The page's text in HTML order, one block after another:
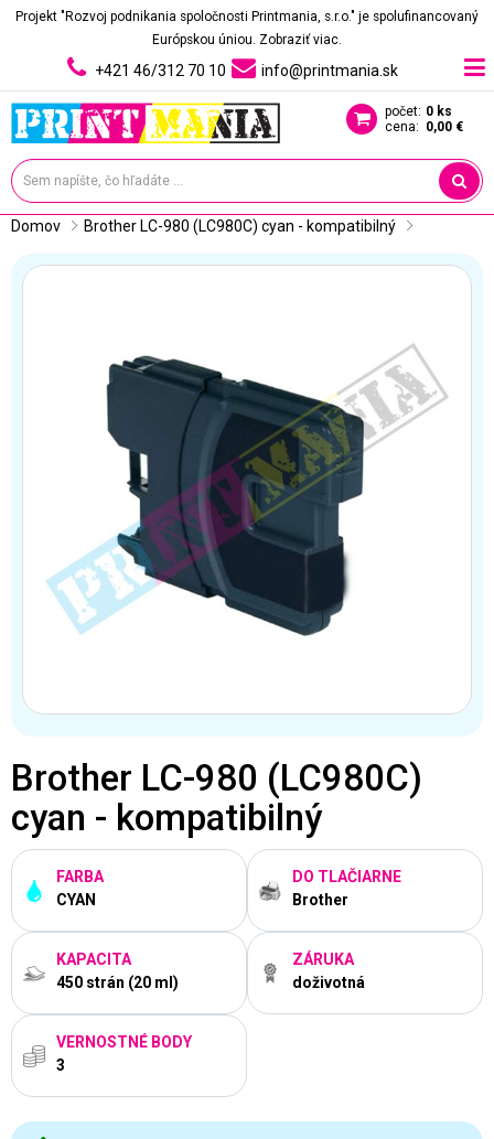
Projekt "Rozvoj podnikania spoločnosti Printmania, s.r.o." je spolufinancovaný
Európskou úniou. Zobraziť viac.
+421 46/312 70 10 info@printmania.sk
počet: 0 ks
cena: 0,00 €
Domov Brother LC-980 (LC980C) cyan - kompatibilný
Brother LC-980 (LC980C)
cyan - kompatibilný
FARBA
CYAN
DO TLAČIARNE
Brother
KAPACITA
450 strán (20 ml)
ZÁRUKA
doživotná
VERNOSTNÉ BODY
3